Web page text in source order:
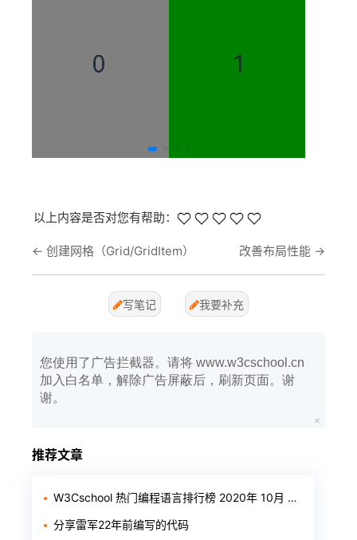
以上内容是否对您有帮助：
← 创建网格（Grid/GridItem） 改善布局性能 →
写笔记 我要补充
您使用了广告拦截器。请将 www.w3cschool.cn
加入白名单，解除广告屏蔽后，刷新页面。谢
谢。
推荐文章
W3Cschool 热门编程语言排行榜 2020年 10月 TOP10
分享雷军22年前编写的代码